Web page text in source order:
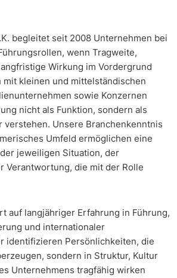
begleitet seit 2008 Unternehmen bei
wenn Tragweite,
Wirkung im Vordergrund
mit kleinen und mittelständischen
sowie Konzernen
nicht als Funktion, sondern als
verstehen. Unsere Branchenkenntnis
Umfeld ermöglichen eine
jeweiligen Situation, der
Verantwortung, die mit der Rolle
auf langjähriger Erfahrung in Führung,
und internationaler
identifizieren Persönlichkeiten, die
sondern in Struktur, Kultur
Unternehmens tragfähig wirken